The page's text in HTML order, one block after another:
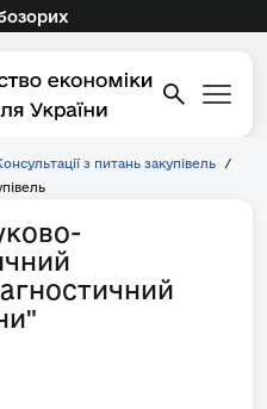
з питань закупівель
/